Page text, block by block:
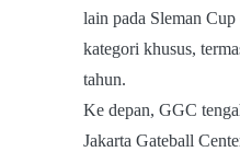
lain pada Sleman
kategori khusus,
tahun.
Ke depan, GGC
Jakarta Gateball